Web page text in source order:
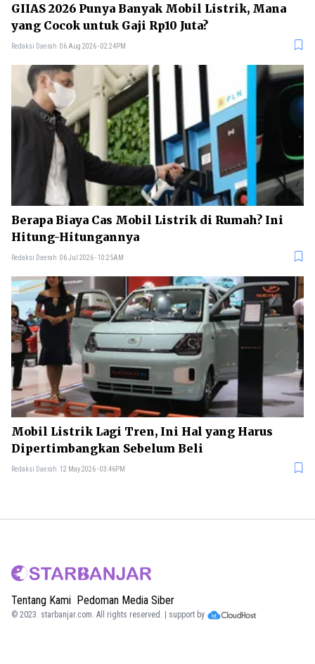
GIIAS 2026 Punya Banyak Mobil Listrik, Mana
yang Cocok untuk Gaji Rp10 Juta?
Redaksi Daerah 06 Aug 2026 - 02:24PM
Berapa Biaya Cas Mobil Listrik di Rumah? Ini
Hitung-Hitungannya
Redaksi Daerah 06 Jul 2026 - 10:25AM
Mobil Listrik Lagi Tren, Ini Hal yang Harus
Dipertimbangkan Sebelum Beli
Redaksi Daerah 12 May 2026 - 03:46PM
Tentang Kami Pedoman Media Siber
© 2023. starbanjar.com. All rights reserved. | support by